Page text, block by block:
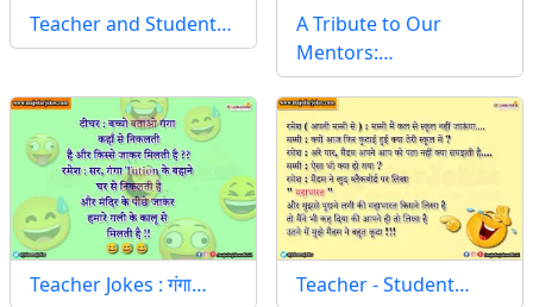
Teacher and Student…
A Tribute to Our
Mentors:…
Teacher Jokes : गंगा… Teacher - Student…